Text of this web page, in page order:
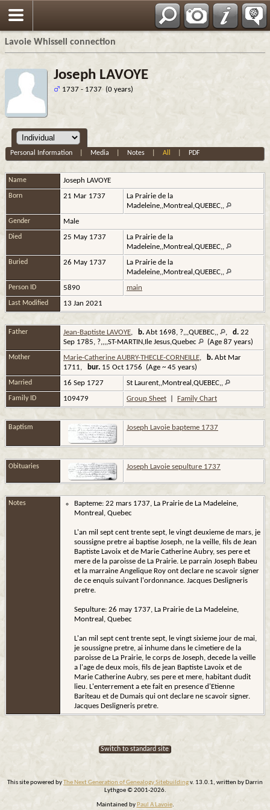
Lavoie Whissell connection
Joseph LAVOYE
1737 - 1737 (0 years)
Personal Information Media Notes |All PDF
Name Joseph LAVOYE
Born 21 Mar 1737
La Prairie de la
Madeleine,,Montreal,QUEBEC,,
Gender Male
Died 25 May 1737
La Prairie de la
Madeleine,,Montreal,QUEBEC,,
Buried 26 May 1737
La Prairie de la
Madeleine,,Montreal,QUEBEC,,
Person ID 5890 main
Last Modified 13 Jan 2021
Father Jean-Baptiste LAVOYE, b. Abt 1698, ?,,,QUEBEC,, , d. 22
Sep 1785, ?,,,,ST-MARTIN,Ile Jesus,Quebec
(Age 87 years)
Mother Marie-Catherine AUBRY-THECLE-CORNEILLE, b. Abt Mar
1711,
bur. 15 Oct 1756 (Age ~ 45 years)
Married 16 Sep 1727 St Laurent,,Montreal,QUEBEC,,
Family ID 109479 Group Sheet Family Chart
Baptism Joseph Lavoie bapteme 1737
Obituaries Joseph Lavoie sepulture 1737
Notes
Bapteme: 22 mars 1737, La Prairie de La Madeleine,
Montreal, Quebec
L'an mil sept cent trente sept, le vingt deuxieme de mars, je
soussigne pretre ai baptise Joseph, ne la veille, fils de Jean
Baptiste Lavoix et de Marie Catherine Aubry, ses pere et
mere de la paroisse de La Prairie. Le parrain Joseph Babeu
et la marraine Angelique Roy ont declare ne scavoir signer
de ce enquis suivant l'ordonnance. Jacques Desligneris
pretre.
Sepulture: 26 may 1737, La Prairie de La Madeleine,
Montreal, Quebec
L'an mil sept cent trente sept, le vingt sixieme jour de mai,
je soussigne pretre, ai inhume dans le cimetiere de la
paroisse de La Prairie, le corps de Joseph, decede la veille
a l'age de deux mois, fils de jean Baptiste Lavoix et de
Marie Catherine Aubry, ses pere et mere, habitant dudit
lieu. L'enterrement a ete fait en presence d'Etienne
Bariteau et de Dumais qui ont declare ne scavoir signer.
Jacques Desligneris pretre.
Switch to standard site
This site powered byThe Next Generation of Genealogy Sitebuildingv. 13.0.1, written by Darrin
Lythgoe © 2001-2026.
Maintained by Paul A Lavoie.